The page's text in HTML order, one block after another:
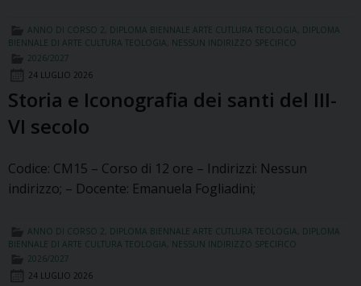
ANNO DI CORSO 2 DIPLOMA BIENNALE ARTE CUTLURA TEOLOGIA DIPLOMA
BIENNALE DI ARTE CULTURA TEOLOGIA NESSUN INDIRIZZO SPECIFICO
2026/2027
24 LUGLIO 2026
Storia e Iconografia dei santi del III-
VI secolo
Codice: CM15 – Corso di 12 ore – Indirizzi: Nessun
indirizzo; – Docente: Emanuela Fogliadini;
ANNO DI CORSO 2 DIPLOMA BIENNALE ARTE CUTLURA TEOLOGIA DIPLOMA
BIENNALE DI ARTE CULTURA TEOLOGIA NESSUN INDIRIZZO SPECIFICO
2026/2027
24 LUGLIO 2026